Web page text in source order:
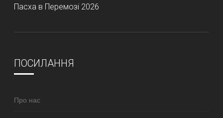
Пасха в Перемозі 2026
ПОСИЛАННЯ
Про нас